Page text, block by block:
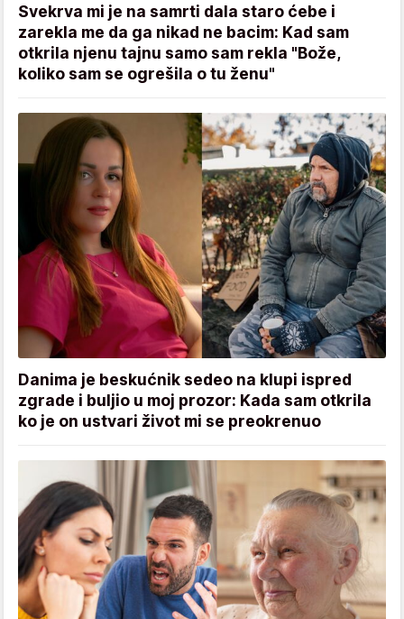
Svekrva mi je na samrti dala staro ćebe i
zarekla me da ga nikad ne bacim: Kad sam
otkrila njenu tajnu samo sam rekla "Bože,
koliko sam se ogrešila o tu ženu"
Danima je beskućnik sedeo na klupi ispred
zgrade i buljio u moj prozor: Kada sam otkrila
ko je on ustvari život mi se preokrenuo